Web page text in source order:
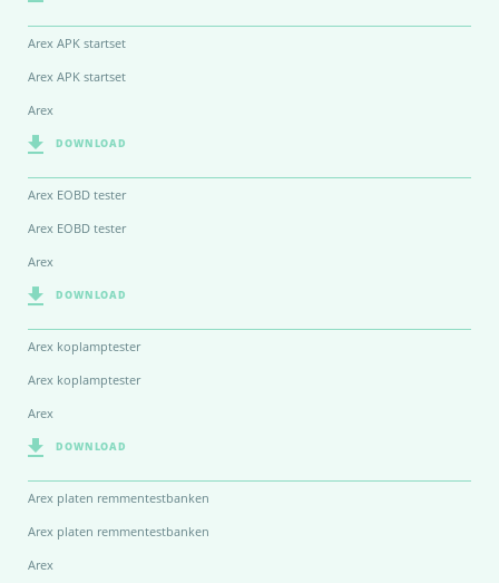
Arex APK startset
Arex APK startset
Arex
DOWNLOAD
Arex EOBD tester
Arex EOBD tester
Arex
DOWNLOAD
Arex koplamptester
Arex koplamptester
Arex
DOWNLOAD
Arex platen remmentestbanken
Arex platen remmentestbanken
Arex